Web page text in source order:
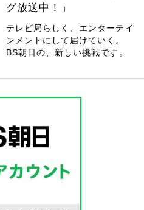
グ放送中！」
テレビ局らしく、エンターテイ
ンメントにして届けていく。
BS朝日の、新しい挑戦です。